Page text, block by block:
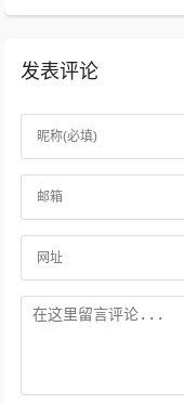
发表评论